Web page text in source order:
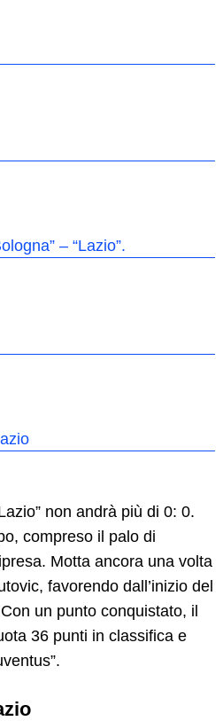
– “Lazio”.
non andrà più di 0: 0.
compreso il palo di
Motta ancora una volta
favorendo dall’inizio del
un punto conquistato, il
36 punti in classifica e